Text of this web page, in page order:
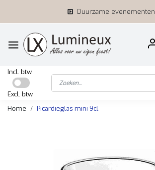
Duurzame evenementen
Incl. btw
Excl. btw
Home
Picardieglas mini 9cl